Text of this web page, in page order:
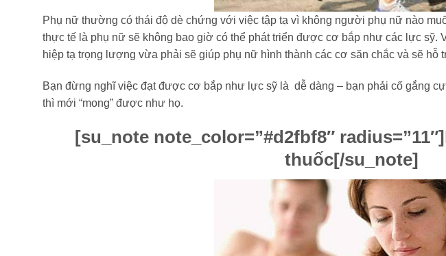
Phụ nữ thường có thái độ dè chứng với việc tập tạ vì không người phụ nữ nào
thực tế là phụ nữ sẽ không bao giờ có thể phát triển được cơ bắp như các lực sỹ.
hiệp tạ trọng lượng vừa phải sẽ giúp phụ nữ hình thành các cơ săn chắc và sẽ hỗ
Bạn đừng nghĩ việc đạt được cơ bắp như lực sỹ là dễ dàng – bạn phải cố gắng
thì mới “mong” được như họ.
[su_note note_color=”#d2fbf8″ radius=”11″]
thuốc[/su_note]